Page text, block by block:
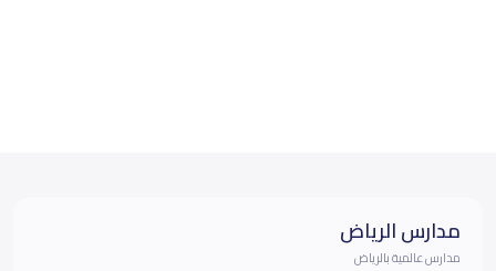
مدارس الرياض
مدارس عالمية بالرياض